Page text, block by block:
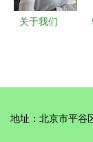
关于我们
地址：北京市平谷